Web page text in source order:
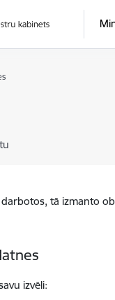
tā izmanto
izvēli: